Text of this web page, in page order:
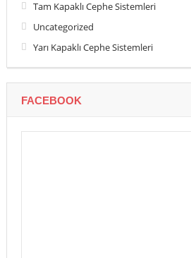
Tam Kapaklı Cephe Sistemleri
Uncategorized
Yarı Kapaklı Cephe Sistemleri
FACEBOOK